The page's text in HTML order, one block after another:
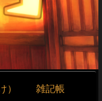
雑記帳